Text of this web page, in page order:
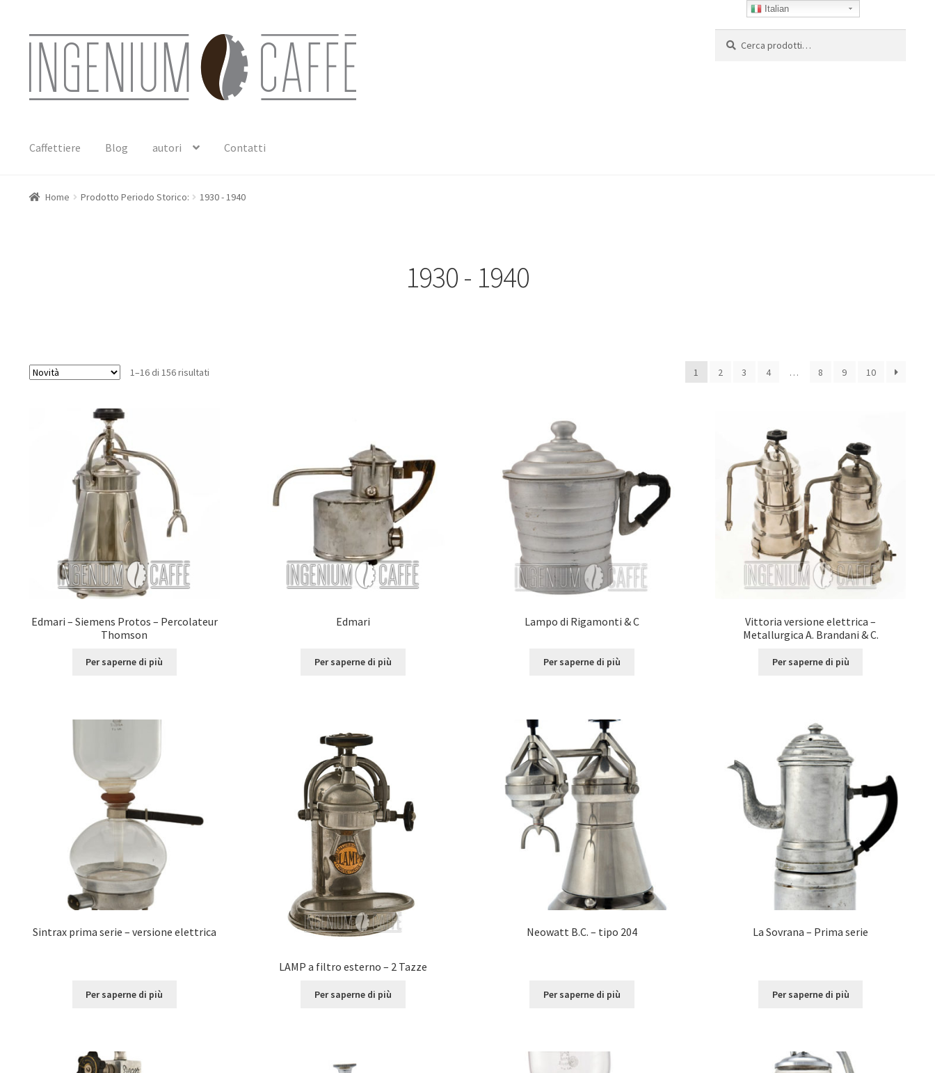
Vai
alla
navigazione
Vai
contenuto
Caffettiere Blog autori Contatti
Home Prodotto Periodo Storico: 1930 - 1940
1930 - 1940
1–16 di 156 risultati 1 2 3 4 … 8 9 10
Edmari – Siemens Protos – Percolateur
Thomson
Per saperne di più
Edmari
Per saperne di più
Lampo di Rigamonti & C
Per saperne di più
Vittoria versione elettrica –
Metallurgica A. Brandani & C.
Per saperne di più
Sintrax prima serie – versione elettrica
Per saperne di più
LAMP a filtro esterno – 2 Tazze
Per saperne di più
Neowatt B.C. – tipo 204
Per saperne di più
La Sovrana – Prima serie
Per saperne di più
Italian